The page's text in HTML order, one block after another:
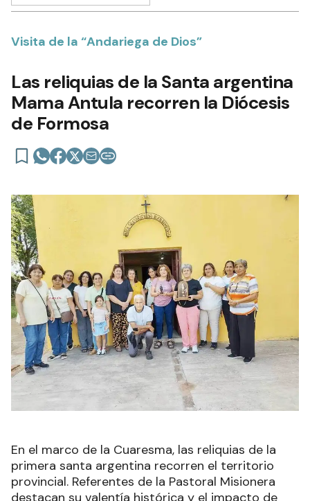
Visita de la “Andariega de Dios”
Las reliquias de la Santa argentina
Mama Antula recorren la Diócesis
de Formosa
En el marco de la Cuaresma, las reliquias de la
primera santa argentina recorren el territorio
provincial. Referentes de la Pastoral Misionera
destacan su valentía histórica y el impacto de